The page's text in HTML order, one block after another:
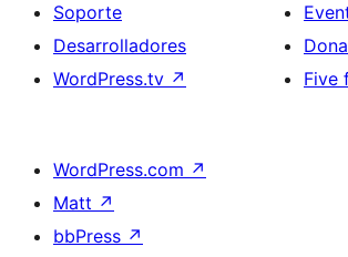
Soporte
Desarrolladores
WordPress.tv ↗
Five
WordPress.com ↗
Matt ↗
bbPress ↗